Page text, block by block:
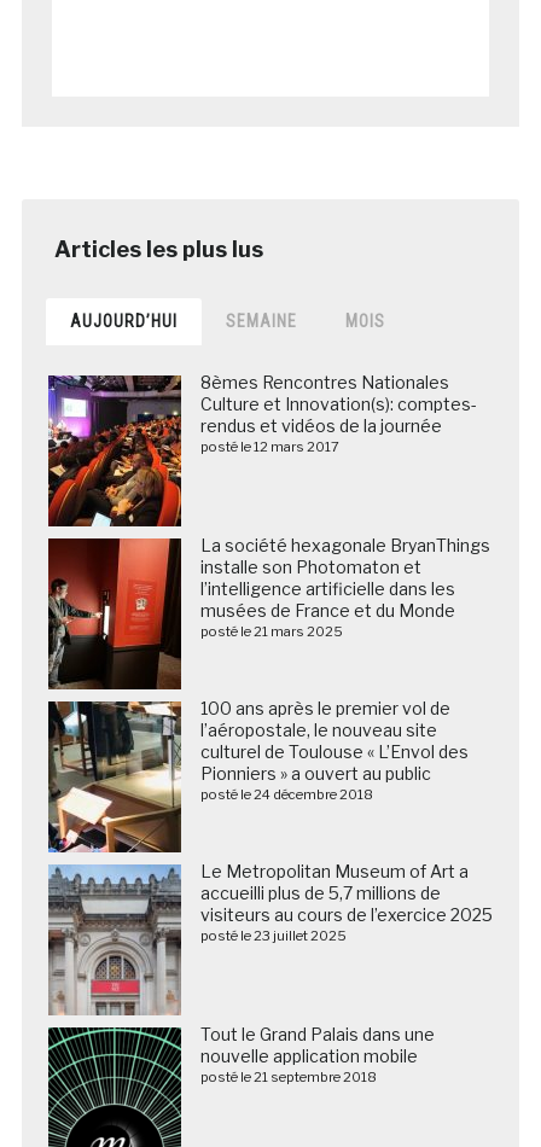
AUJOURD’HUI SEMAINE MOIS
8èmes Rencontres Nationales
Culture et Innovation(s): comptes-
rendus et vidéos de la journée
posté le 12 mars 2017
La société hexagonale BryanThings
installe son Photomaton et
l’intelligence artificielle dans les
musées de France et du Monde
posté le 21 mars 2025
100 ans après le premier vol de
l’aéropostale, le nouveau site
culturel de Toulouse « L’Envol des
Pionniers » a ouvert au public
posté le 24 décembre 2018
Le Metropolitan Museum of Art a
accueilli plus de 5,7 millions de
visiteurs au cours de l’exercice 2025
posté le 23 juillet 2025
Tout le Grand Palais dans une
nouvelle application mobile
posté le 21 septembre 2018